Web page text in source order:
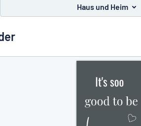
nicht gefunden? Schild hier entwerfen
Haus und Heim